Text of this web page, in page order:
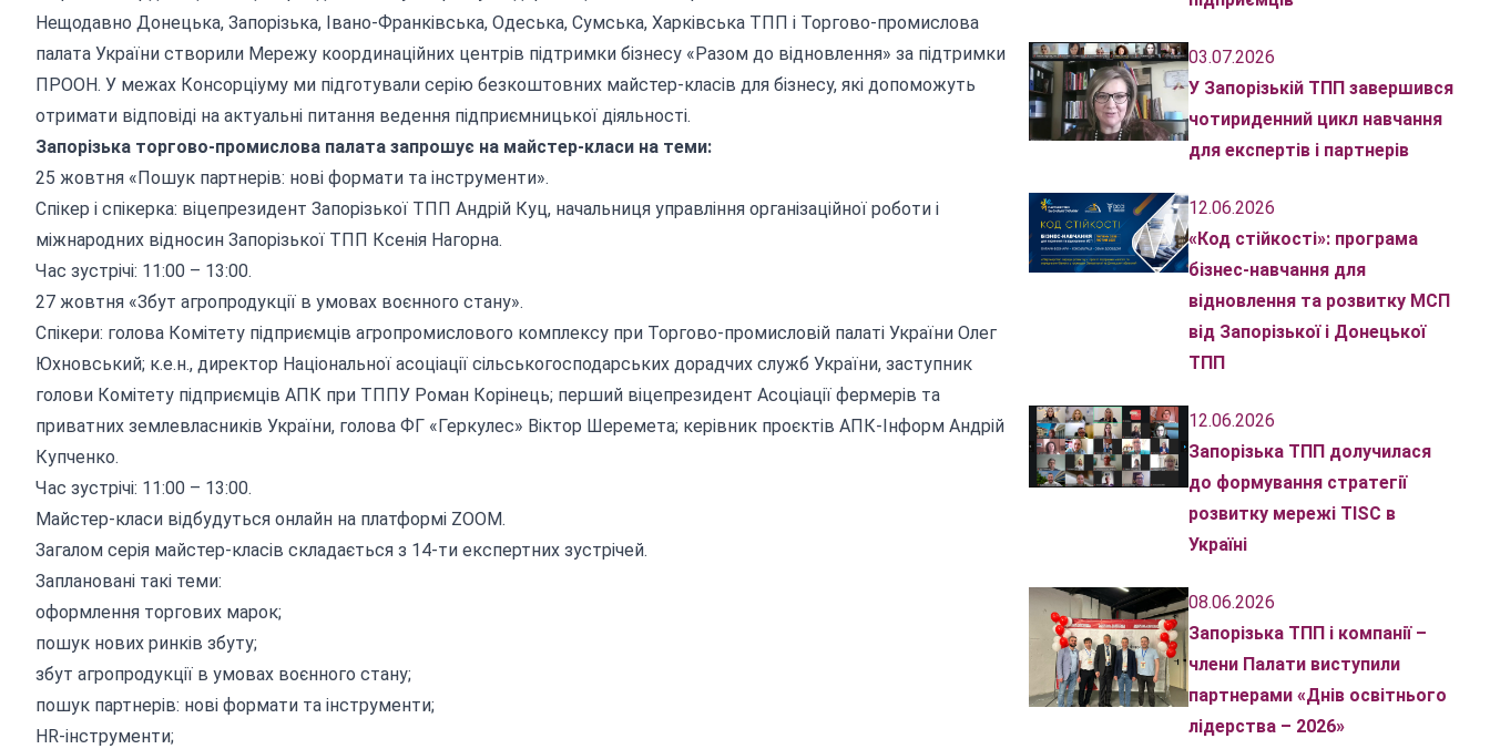
Нещодавно Донецька, Запорізька, Івано-Франківська, Одеська, Сумська, Харківська ТПП і Торгово-промислова
палата України створили Мережу координаційних центрів підтримки бізнесу «Разом до відновлення» за підтримки
ПРООН. У межах Консорціуму ми підготували серію безкоштовних майстер-класів для бізнесу, які допоможуть
отримати відповіді на актуальні питання ведення підприємницької діяльності.
Запорізька торгово-промислова палата запрошує на майстер-класи на теми:
25 жовтня «Пошук партнерів: нові формати та інструменти».
Спікер і спікерка: віцепрезидент Запорізької ТПП Андрій Куц, начальниця управління організаційної роботи і
міжнародних відносин Запорізької ТПП Ксенія Нагорна.
Час зустрічі: 11:00 – 13:00.
27 жовтня «Збут агропродукції в умовах воєнного стану».
Спікери: голова Комітету підприємців агропромислового комплексу при Торгово-промисловій палаті України Олег
Юхновський; к.е.н., директор Національної асоціації сільськогосподарських дорадчих служб України, заступник
голови Комітету підприємців АПК при ТППУ Роман Корінець; перший віцепрезидент Асоціації фермерів та
приватних землевласників України, голова ФГ «Геркулес» Віктор Шеремета; керівник проєктів АПК-Інформ Андрій
Купченко.
Час зустрічі: 11:00 – 13:00.
Майстер-класи відбудуться онлайн на платформі ZOOM.
Загалом серія майстер-класів складається з 14-ти експертних зустрічей.
Заплановані такі теми:
оформлення торгових марок;
пошук нових ринків збуту;
збут агропродукції в умовах воєнного стану;
пошук партнерів: нові формати та інструменти;
HR-інструменти;
03.07.2026
У Запорізькій ТПП завершився
чотириденний цикл навчання
для експертів і партнерів
12.06.2026
«Код стійкості»: програма
бізнес-навчання для
відновлення та розвитку МСП
від Запорізької і Донецької
ТПП
12.06.2026
Запорізька ТПП долучилася
до формування стратегії
розвитку мережі TISC в
Україні
08.06.2026
Запорізька ТПП і компанії –
члени Палати виступили
партнерами «Днів освітнього
лідерства – 2026»